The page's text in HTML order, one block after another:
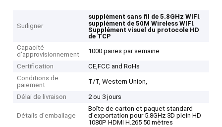
Surligner
supplément sans fil de 5.8GHz WIFI,
supplément de 50M Wireless WIFI,
Supplément visuel du protocole HD
de TCP
Capacité
d'approvisionnement
1000 paires par semaine
Certification
CE,FCC and RoHs
Conditions de
paiement
T/T, Western Union,
Délai de livraison 2 ou 3 jours
Détails d'emballage
Boîte de carton et paquet standard
d'exportation pour 5.8GHz 3D plein HD
1080P HDMI H.265 50 mètres